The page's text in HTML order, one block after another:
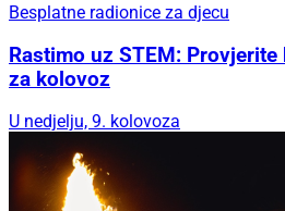
Besplatne radionice za djecu
Rastimo uz STEM:
za kolovoz
U nedjelju, 9. kolovoza